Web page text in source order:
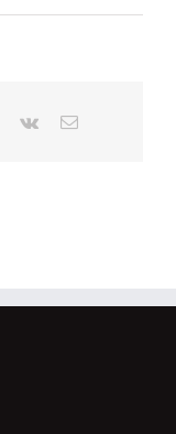
Pinterest
Vk
Correo